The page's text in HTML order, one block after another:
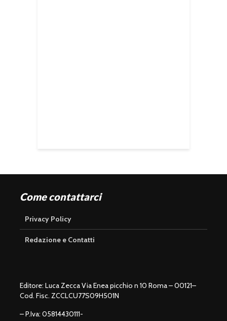
Come contattarci
Privacy Policy
Redazione e Contatti
Editore: Luca Zecca Via Enea picchio n 10 Roma – 00121–
Cod. Fisc. ZCCLCU77S09H501N
– P.Iva: 05814430111-